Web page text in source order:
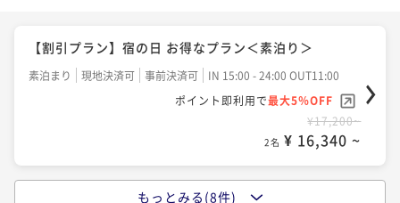
【割引プラン】宿の日 お得なプラン＜朝食付＞
朝食付き 現地決済可 事前決済可
IN 15:00 - 26:00 OUT11:00
ポイント即利用で 最大5％OFF
¥23,600~
2名 ¥ 22,420 ~
【早期割】60日以上前の予約でシンプルステイ＜朝食
【割引プラン】宿の日 お得なプラン＜素泊り＞
素泊まり 現地決済可 事前決済可
IN 15:00 - 24:00 OUT11:00
ポイント即利用で最大5％OFF
¥17,200~
2名 ¥ 16,340 ~
もっとみる(8件)